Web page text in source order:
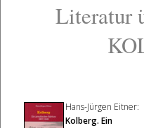
Literatur
Hans-Jürgen Eitner:
Kolberg. Ein